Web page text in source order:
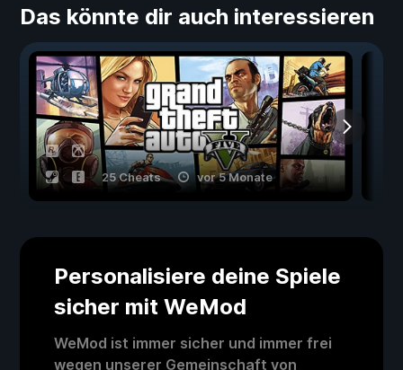
Das könnte dir auch interessieren
25 Cheats vor 5 Monate
Personalisiere deine Spiele
sicher mit WeMod
WeMod ist immer sicher und immer frei
wegen unserer Gemeinschaft von